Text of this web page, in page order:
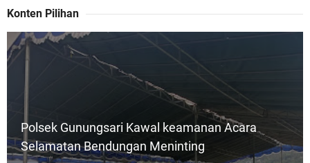
Konten Pilihan
Polsek Gunungsari Kawal keamanan Acara
Selamatan Bendungan Meninting